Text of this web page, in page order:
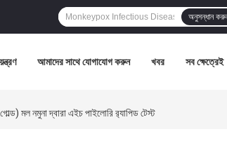
অনুসন্ধান
আমাদের সাথে যোগাযোগ করুন খবর সব ক্ষেত্রেই
মল নমুনা দ্বারা এইচ পাইলোরি র‍্যাপিড টেস্ট